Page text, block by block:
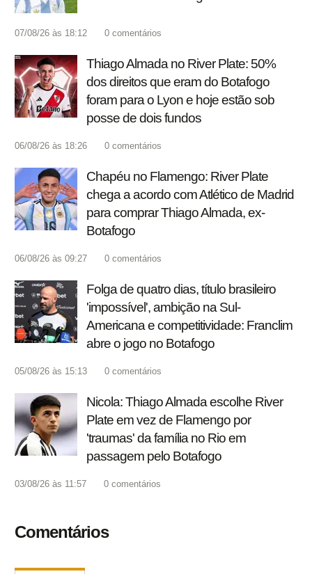
07/08/26 às 18:12 0 comentários
Thiago Almada no River Plate: 50%
dos direitos que eram do Botafogo
foram para o Lyon e hoje estão sob
posse de dois fundos
06/08/26 às 18:26 0 comentários
Chapéu no Flamengo: River Plate
chega a acordo com Atlético de Madrid
para comprar Thiago Almada, ex-
Botafogo
06/08/26 às 09:27 0 comentários
Folga de quatro dias, título brasileiro
'impossível', ambição na Sul-
Americana e competitividade: Franclim
abre o jogo no Botafogo
05/08/26 às 15:13 0 comentários
Nicola: Thiago Almada escolhe River
Plate em vez de Flamengo por
'traumas' da família no Rio em
passagem pelo Botafogo
03/08/26 às 11:57 0 comentários
Comentários